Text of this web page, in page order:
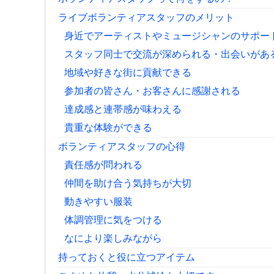
ライブボランティアスタッフのメリット
身近でアーティストやミュージシャンのサポー
スタッフ同士で交流が深められる・出会いがあ
地域や好きな街に貢献できる
参加者の皆さん・お客さんに感謝される
達成感と連帯感が味わえる
貴重な体験ができる
ボランティアスタッフの心得
責任感が問われる
仲間を助け合う気持ちが大切
動きやすい服装
体調管理に気をつける
なにより楽しみながら
持っておくと役に立つアイテム